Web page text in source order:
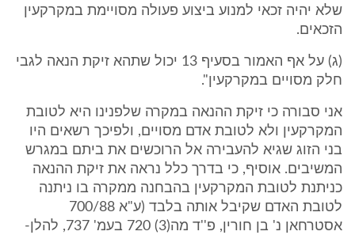
שלא יהיה זכאי למנוע ביצוע פעולה מסויימת במקרקעין
הזכאים.
(ג) על אף האמור בסעיף 13 יכול שתהא זיקת הנאה לגבי
חלק מסויים במקרקעין".
אני סבורה כי זיקת ההנאה במקרה שלפנינו היא לטובת
המקרקעין ולא לטובת אדם מסויים, ולפיכך רשאים היו
בני הזוג שגיא להעבירה אל הרוכשים את ביתם במגרש
המשיבים. אוסיף, כי בדרך כלל נראה את זיקת ההנאה
כניתנת לטובת המקרקעין בהבחנה ממקרה בו ניתנה
לטובת האדם שקיבל אותה בלבד (ע"א 700/88
אסטרחאן נ' בן חורין, פ''ד מה(3) 720 בעמ' 737, להלן-